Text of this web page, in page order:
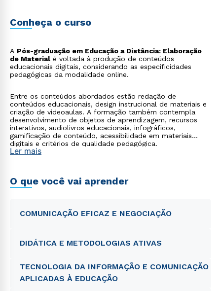
Conheça o curso
A Pós-graduação em Educação a Distância: Elaboração
de Material é voltada à produção de conteúdos
educacionais digitais, considerando as especificidades
pedagógicas da modalidade online.
Entre os conteúdos abordados estão redação de
conteúdos educacionais, design instrucional de materiais e
criação de videoaulas. A formação também contempla
desenvolvimento de objetos de aprendizagem, recursos
interativos, audiolivros educacionais, infográficos,
gamificação de conteúdo, acessibilidade em materiais
digitais e critérios de qualidade pedagógica.
Ler mais
O que você vai aprender
COMUNICAÇÃO EFICAZ E NEGOCIAÇÃO
DIDÁTICA E METODOLOGIAS ATIVAS
TECNOLOGIA DA INFORMAÇÃO E COMUNICAÇÃO
APLICADAS À EDUCAÇÃO